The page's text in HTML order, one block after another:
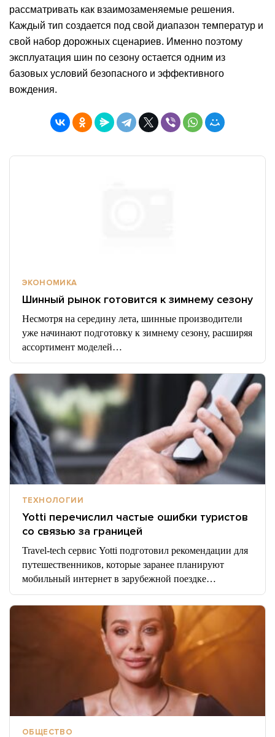
рассматривать как взаимозаменяемые решения.
Каждый тип создается под свой диапазон температур и
свой набор дорожных сценариев. Именно поэтому
эксплуатация шин по сезону остается одним из
базовых условий безопасного и эффективного
вождения.
ЭКОНОМИКА
Шинный рынок готовится к зимнему сезону
Несмотря на середину лета, шинные производители
уже начинают подготовку к зимнему сезону, расширяя
ассортимент моделей…
ТЕХНОЛОГИИ
Yotti перечислил частые ошибки туристов
со связью за границей
Travel-tech сервис Yotti подготовил рекомендации для
путешественников, которые заранее планируют
мобильный интернет в зарубежной поездке…
ОБЩЕСТВО